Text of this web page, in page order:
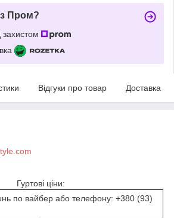
Пром?
Відгуки про товар Доставка
Гуртові ціни:
по вайбер або телефону: +380 (93)